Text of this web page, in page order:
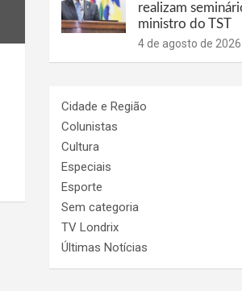
realizam
ministro do TST
4 de agosto de 2026
Cidade e Região
Colunistas
Cultura
Especiais
Esporte
Sem categoria
TV Londrix
Últimas Notícias